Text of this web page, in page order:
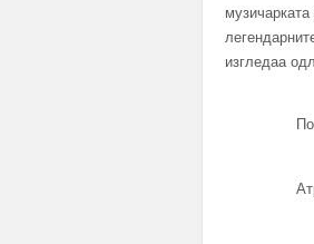
изгледаа